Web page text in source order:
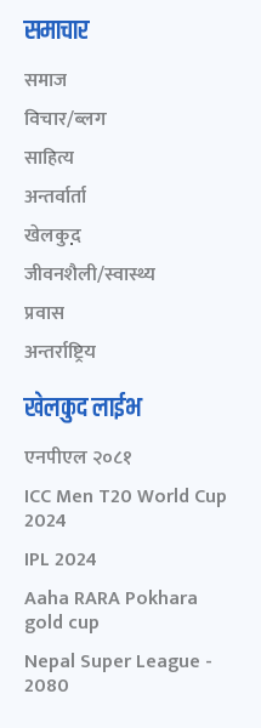
समाचार
समाज
विचार/ब्लग
साहित्य
अन्तर्वार्ता
खेलकुद़़
जीवनशैली/स्वास्थ्य
प्रवास
अन्तर्राष्ट्रिय
खेलकुद लाईभ
एनपीएल २०८१
ICC Men T20 World Cup
2024
IPL 2024
Aaha RARA Pokhara
gold cup
Nepal Super League -
2080